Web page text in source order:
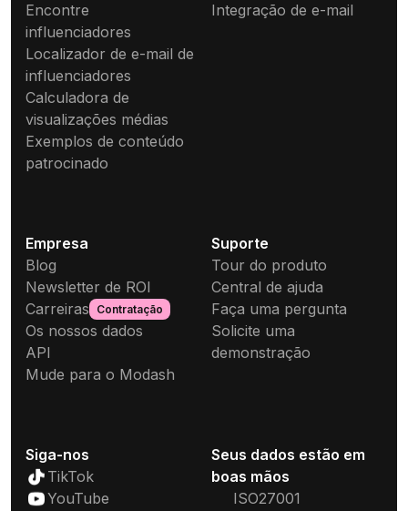
Empresa
Blog
Newsletter de ROI
Carreiras
Contratação
Os nossos dados
API
Mude para o Modash
Integração de e-mail
Encontre
influenciadores
Localizador de e-mail de
influenciadores
Calculadora de
visualizações médias
Exemplos de conteúdo
patrocinado
Suporte
Tour do produto
Central de ajuda
Faça uma pergunta
Solicite uma
demonstração
Siga-nos
TikTok
YouTube
Seus dados estão em
boas mãos
ISO27001